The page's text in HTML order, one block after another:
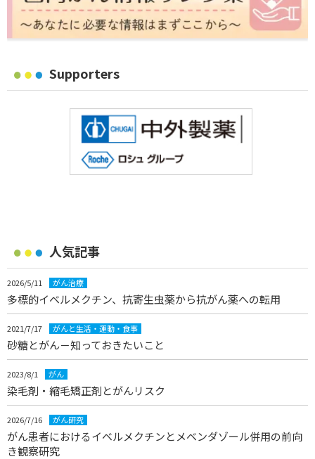
Supporters
人気記事
2026/5/11 がん治療
多標的イベルメクチン、抗寄生虫薬から抗がん薬への転用
2021/7/17 がんと生活・運動・食事
砂糖とがん－知っておきたいこと
2023/8/1 がん
染毛剤・縮毛矯正剤とがんリスク
2026/7/16 がん研究
がん患者におけるイベルメクチンとメベンダゾール併用の前向
き観察研究